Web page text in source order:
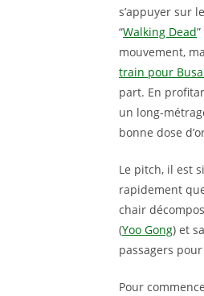
s’appuyer sur
“Walking Dead
mouvement,
train pour
part. En
un long-
bonne dose
Le pitch, il est
rapidement
chair
(Yoo Gong) et
passagers
Pour